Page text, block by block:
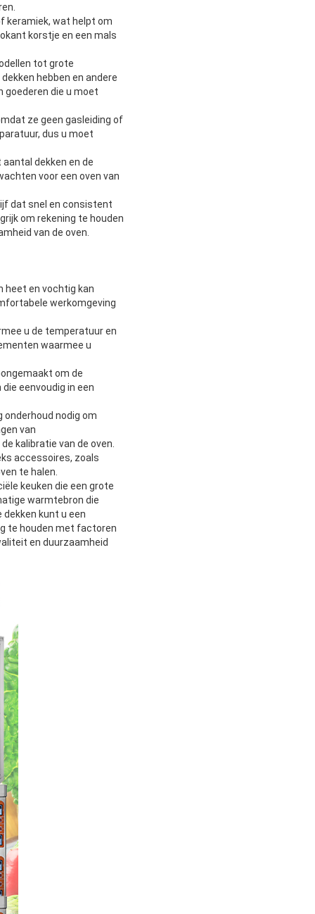
keramiek, wat helpt om
korstje en een mals
tot grote
hebben en andere
goederen die u moet
ze geen gasleiding of
dus u moet
dekken en de
voor een oven van
dat snel en consistent
om rekening te houden
van de oven.
heet en vochtig kan
werkomgeving
u de temperatuur en
waarmee u
om de
eenvoudig in een
nodig om
van
kalibratie van de oven.
accessoires, zoals
te halen.
keuken die een grote
warmtebron die
kunt u een
te houden met factoren
en duurzaamheid